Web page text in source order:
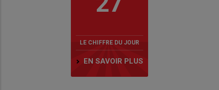
LE CHIFFRE DU JOUR
EN SAVOIR PLUS